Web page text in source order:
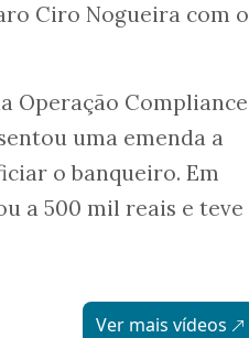
Ciro Nogueira com o
Operação Compliance
uma emenda a
o banqueiro. Em
a 500 mil reais e teve
Ver mais vídeos